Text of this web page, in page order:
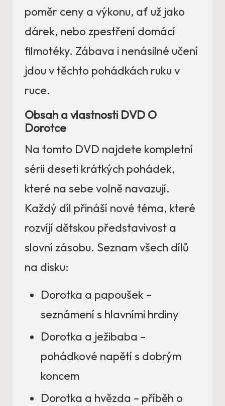
poměr ceny a výkonu, ať už jako
dárek, nebo zpestření domácí
filmotéky. Zábava i nenásilné učení
jdou v těchto pohádkách ruku v
ruce.
Obsah a vlastnosti DVD O
Dorotce
Na tomto DVD najdete kompletní
sérii deseti krátkých pohádek,
které na sebe volně navazují.
Každý díl přináší nové téma, které
rozvíjí dětskou představivost a
slovní zásobu. Seznam všech dílů
na disku:
Dorotka a papoušek –
seznámení s hlavními hrdiny
Dorotka a ježibaba –
pohádkové napětí s dobrým
koncem
Dorotka a hvězda – příběh o